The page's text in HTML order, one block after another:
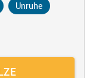
Unruhe